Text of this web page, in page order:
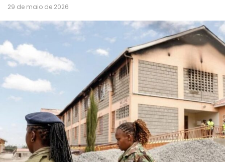
29 de maio de 2026